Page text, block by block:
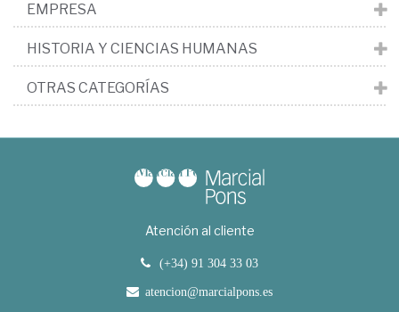
EMPRESA
HISTORIA Y CIENCIAS HUMANAS
OTRAS CATEGORÍAS
Atención al cliente
(+34) 91 304 33 03
atencion@marcialpons.es